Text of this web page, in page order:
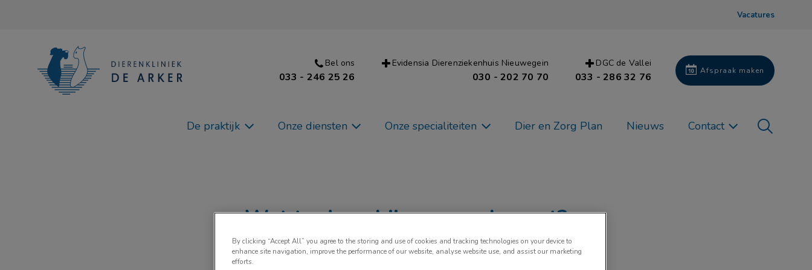
Vacatures
Homepage Dierenkliniek De Arker
Bel ons
033 - 246 25 26
Evidensia Dierenziekenhuis Nieuwegein
030 - 202 70 70
DGC de Vallei
033 - 286 32 76
Afspraak maken
De praktijk Onze diensten Onze specialiteiten Dier en Zorg Plan Nieuws Contact
Wat te doen bij vuurwerkangst?
By clicking “Accept All” you agree to the storing and use of cookies and tracking technologies on your device to
enhance site navigation, improve the performance of our website, analyse website use, and assist our marketing
efforts.